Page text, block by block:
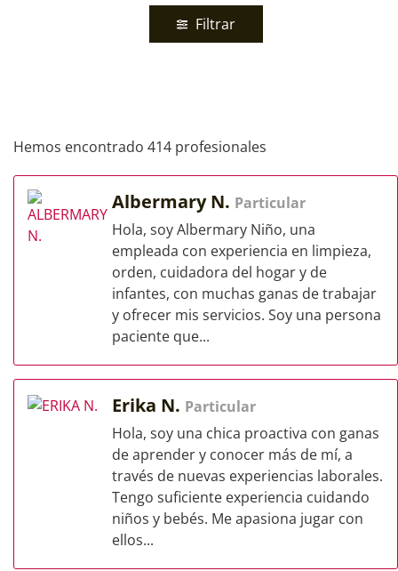
Filtrar
Hemos encontrado 414 profesionales
Albermary N. Particular
Hola, soy Albermary Niño, una
empleada con experiencia en limpieza,
orden, cuidadora del hogar y de
infantes, con muchas ganas de trabajar
y ofrecer mis servicios. Soy una persona
paciente que...
Erika N. Particular
Hola, soy una chica proactiva con ganas
de aprender y conocer más de mí, a
través de nuevas experiencias laborales.
Tengo suficiente experiencia cuidando
niños y bebés. Me apasiona jugar con
ellos...